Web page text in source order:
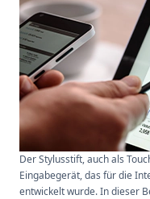
Der Stylusstift, auch als
Eingabegerät, das für die
entwickelt wurde. In dieser